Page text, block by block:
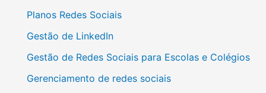
Planos Redes Sociais
Gestão de LinkedIn
Gestão de Redes Sociais para Escolas e Colégios
Gerenciamento de redes sociais